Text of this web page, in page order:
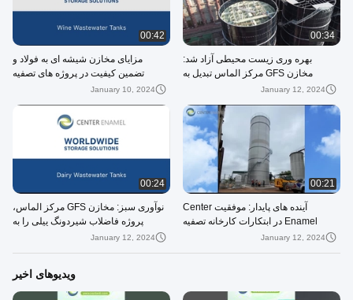
00:34
بهره وری زیست محیطی آزاد شد:
مخازن GFS مرکز الماس تبدیل به
مدیریت فاضلاب کارخانه شراب سیچوان
January 12, 2024
00:42
مزایای مخازن شیشه ای به فولاد و
تضمین کیفیت در پروژه های تصفیه
January 10, 2024
00:21
آینده های پایدار: موفقیت Center
Enamel در ابتکارات کارخانه تصفیه
January 12, 2024
00:24
نوآوری سبز: مخازن GFS مرکز الماس،
پروژه فاضلاب شیردونگ ییلی را به
موفقیت سوق می دهدJanuary 12, 2024
ویدیوهای اخیر